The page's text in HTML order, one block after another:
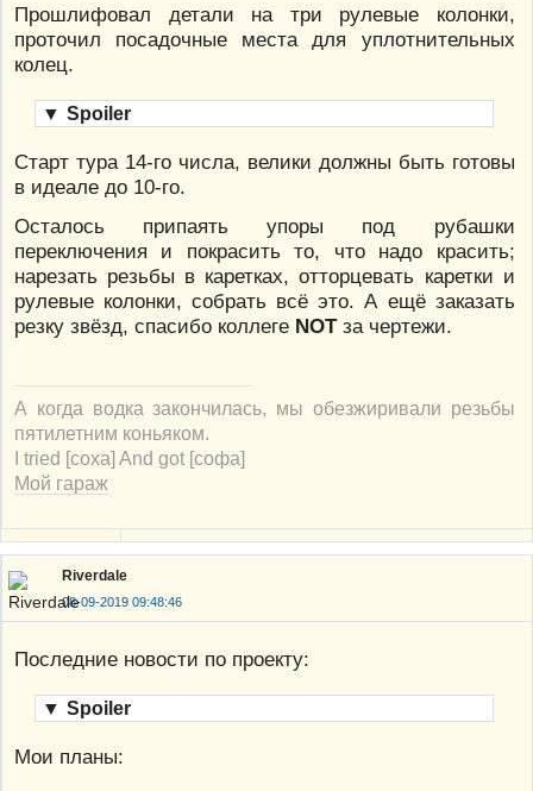
Прошлифовал детали на три рулевые колонки,
проточил посадочные места для уплотнительных
колец.
▼ Spoiler
Старт тура 14-го числа, велики должны быть готовы
в идеале до 10-го.
Осталось припаять упоры под рубашки
переключения и покрасить то, что надо красить;
нарезать резьбы в каретках, отторцевать каретки и
рулевые колонки, собрать всё это. А ещё заказать
резку звёзд, спасибо коллеге NOTза чертежи.
А когда водка закончилась, мы обезжиривали резьбы
пятилетним коньяком.
I tried [соха] And got [софа]
Мой гараж
Riverdale
08-09-2019 09:48:46
Последние новости по проекту:
▼ Spoiler
Мои планы: